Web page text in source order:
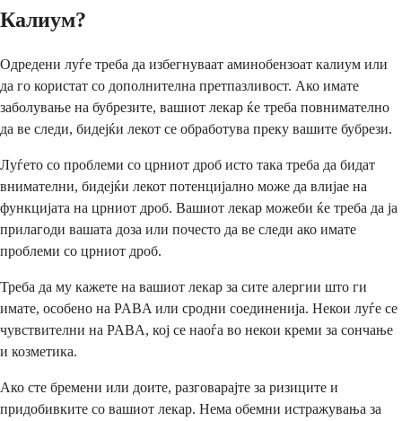
Калиум?
Одредени луѓе треба да избегнуваат аминобензоат калиум или
да го користат со дополнителна претпазливост. Ако имате
заболување на бубрезите, вашиот лекар ќе треба повнимателно
да ве следи, бидејќи лекот се обработува преку вашите бубрези.
Луѓето со проблеми со црниот дроб исто така треба да бидат
внимателни, бидејќи лекот потенцијално може да влијае на
функцијата на црниот дроб. Вашиот лекар можеби ќе треба да ја
прилагоди вашата доза или почесто да ве следи ако имате
проблеми со црниот дроб.
Треба да му кажете на вашиот лекар за сите алергии што ги
имате, особено на PABA или сродни соединенија. Некои луѓе се
чувствителни на PABA, кој се наоѓа во некои креми за сончање
и козметика.
Ако сте бремени или доите, разговарајте за ризиците и
придобивките со вашиот лекар. Нема обемни истражувања за